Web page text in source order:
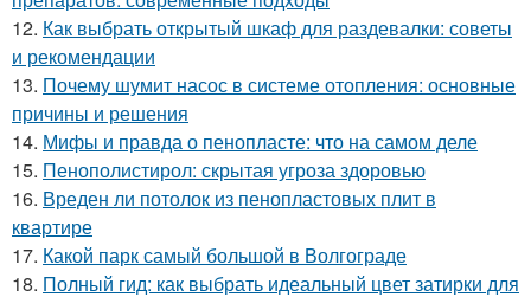
12. Как выбрать открытый шкаф для раздевалки: советы
и рекомендации
13. Почему шумит насос в системе отопления: основные
причины и решения
14. Мифы и правда о пенопласте: что на самом деле
15. Пенополистирол: скрытая угроза здоровью
16. Вреден ли потолок из пенопластовых плит в
квартире
17. Какой парк самый большой в Волгограде
18. Полный гид: как выбрать идеальный цвет затирки для